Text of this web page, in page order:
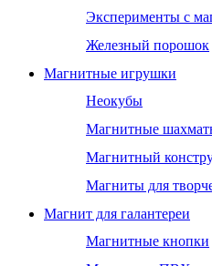
Эксперименты с
Железный порошок
Магнитные игрушки
Неокубы
Магнитные
Магнитный
Магниты для
Магнит для галантереи
Магнитные кнопки